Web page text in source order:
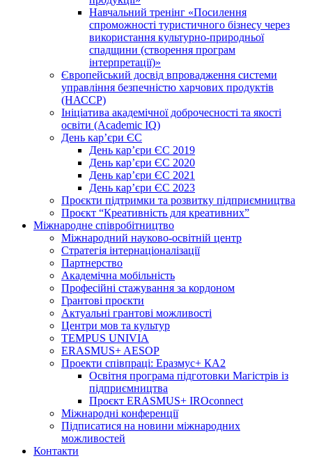
Навчальний тренінг «Посилення
спроможності туристичного бізнесу через
використання культурно-природньої
спадщини (створення програм
інтерпретації)»
Європейський досвід впровадження системи
управління безпечністю харчових продуктів
(НАССР)
Ініціатива академічної доброчесності та якості
освіти (Academic IQ)
День кар’єри ЄС
День кар’єри ЄС 2019
День кар’єри ЄС 2020
День кар’єри ЄС 2021
День кар’єри ЄС 2023
Проєкти підтримки та розвитку підприємництва
Проєкт “Креативність для креативних”
Міжнародне співробітництво
Міжнародний науково-освітній центр
Стратегія інтернаціоналізації
Партнерство
Академічна мобільність
Професійні стажування за кордоном
Грантові проєкти
Актуальні грантові можливості
Центри мов та культур
TEMPUS UNIVIA
ERASMUS+ AESOP
Проекти співпраці: Еразмус+ КА2
Освітня програма підготовки Магістрів із
підприємництва
Проєкт ERASMUS+ IROconnect
Міжнародні конференції
Підписатися на новини міжнародних
можливостей
Контакти